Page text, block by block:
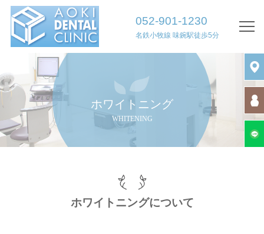
052-901-1230
名鉄小牧線 味鋺駅徒歩5分
TOP
院長挨拶
診療案内・医院案内
初診の方へ
ホワイトニング
WHITENING
ホワイトニングについて